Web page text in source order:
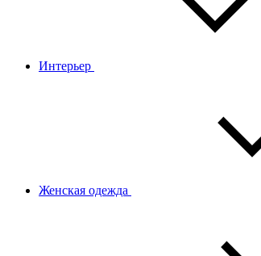
Интерьер
Женская одежда